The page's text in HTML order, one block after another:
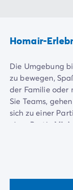
Homair-
Die Umgebung
zu bewegen,
der Familie oder
Sie Teams,
sich zu einer
einer Partie
Umgebung auf